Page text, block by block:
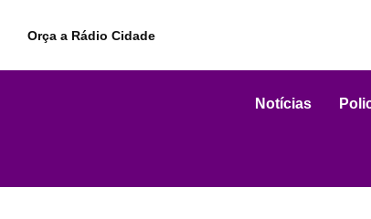
Orça a Rádio Cidade
Notícias